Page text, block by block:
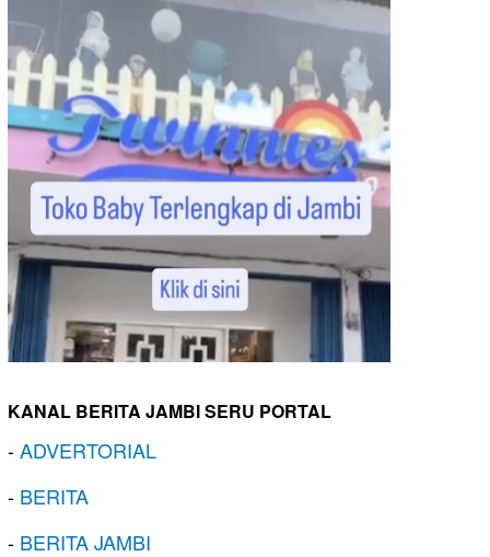
KANAL BERITA JAMBI SERU PORTAL
-ADVERTORIAL
- BERITA
- BERITA JAMBI